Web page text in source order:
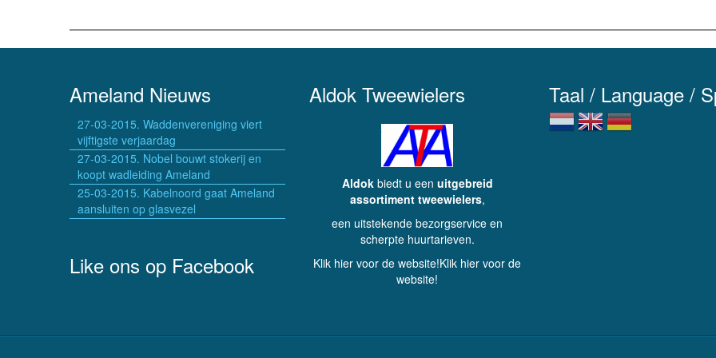
Ameland Nieuws
27-03-2015. Waddenvereniging viert
vijftigste verjaardag
27-03-2015. Nobel bouwt stokerij en
koopt wadleiding Ameland
25-03-2015. Kabelnoord gaat Ameland
aansluiten op glasvezel
Like ons op Facebook
Aldok Tweewielers
Aldokbiedt u een uitgebreid
assortiment tweewielers,
een uitstekende bezorgservice en
scherpte huurtarieven.
Klik hier voor de website!Klik hier voor de
website!
Taal / Language /